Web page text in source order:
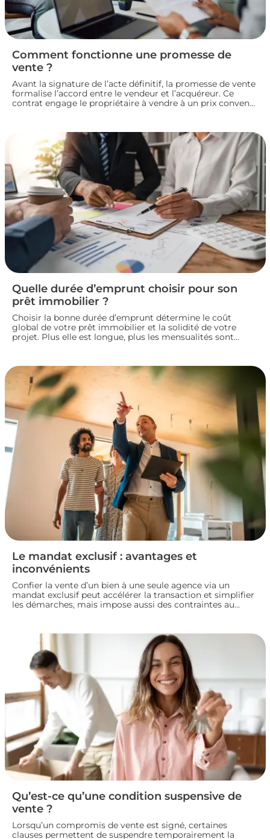
Comment fonctionne une promesse de
vente ?
Avant la signature de l’acte définitif, la promesse de vente
formalise l’accord entre le vendeur et l’acquéreur. Ce
contrat engage le propriétaire à vendre à un prix convenu
et droit de rétractation, analysons le fonctionnement réel
de cette étape clé d’une transaction immobilière.
Quelle durée d’emprunt choisir pour son
prêt immobilier ?
Choisir la bonne durée d’emprunt détermine le coût
global de votre prêt immobilier et la solidité de votre
projet. Plus elle est longue, plus les mensualités sont
confortables. Voici comment trouver la durée idéale pour
votre situation financière.
Le mandat exclusif : avantages et
inconvénients
Confier la vente d’un bien à une seule agence via un
mandat exclusif peut accélérer la transaction et simplifier
les démarches, mais impose aussi des contraintes au
votre mode de vente immobilière.
Qu’est-ce qu’une condition suspensive de
vente ?
Lorsqu’un compromis de vente est signé, certaines
clauses permettent de suspendre temporairement la